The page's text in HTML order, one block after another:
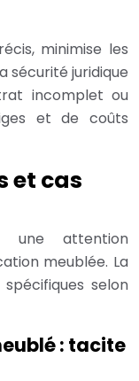
minimise les
sécurité juridique
incomplet ou
et de coûts
et cas
une attention
meublée. La
selon
: tacite